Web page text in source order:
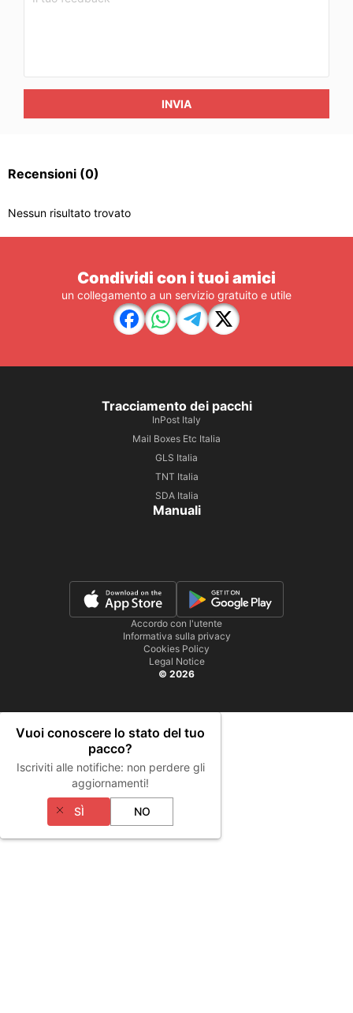
INVIA
Recensioni (0)
Nessun risultato trovato
Condividi con i tuoi amici
un collegamento a un servizio gratuito e utile
Tracciamento dei pacchi
InPost Italy
Mail Boxes Etc Italia
GLS Italia
TNT Italia
SDA Italia
Manuali
Accordo con l'utente
Informativa sulla privacy
Cookies Policy
Legal Notice
© 2026
Vuoi conoscere lo stato del tuo
pacco?
Iscriviti alle notifiche: non perdere gli
aggiornamenti!
SÌ NO